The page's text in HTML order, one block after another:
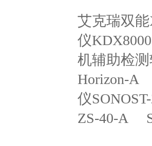
艾克瑞双
仪KDX8000
机辅助检测
Horizon-A
仪
ZS-40-A